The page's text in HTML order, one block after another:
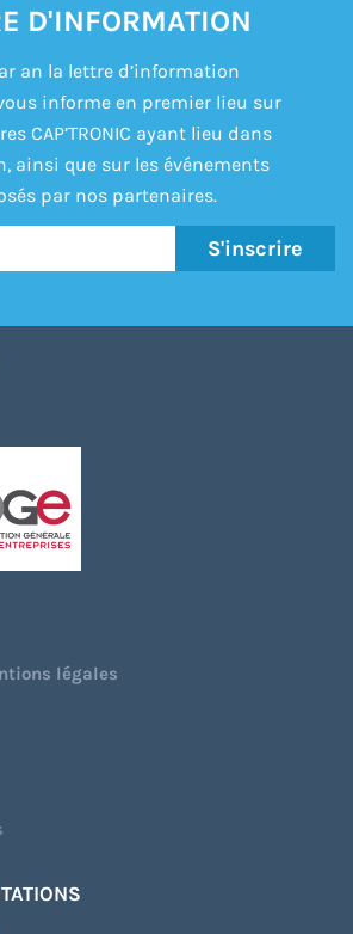
D'INFORMATION
an la lettre d’information
vous informe en premier lieu sur
CAP’TRONIC ayant lieu dans
ainsi que sur les événements
par nos partenaires.
S'inscrire
légales